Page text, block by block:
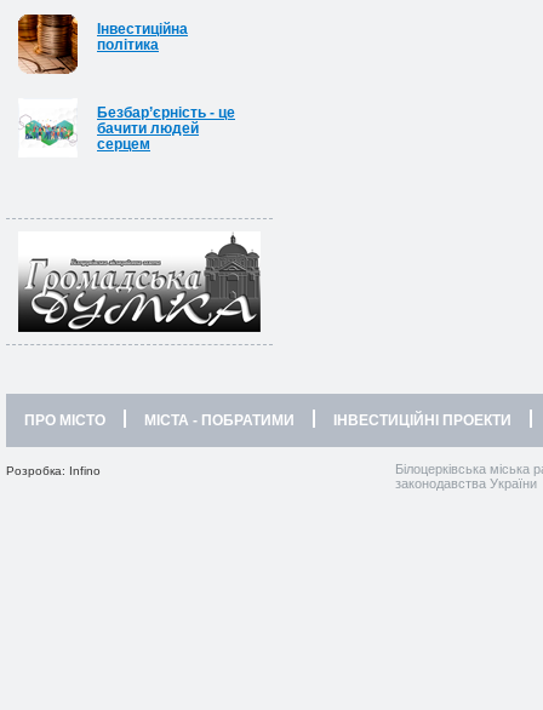
Інвестиційна
політика
Безбар’єрність - це
бачити людей
серцем
ПРО МІСТО МІСТА - ПОБРАТИМИ ІНВЕСТИЦІЙНІ ПРОЕКТИ
Розробка: Infino
Білоцерківська міська
законодавства України